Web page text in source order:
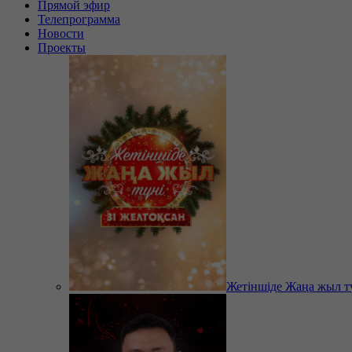
Прямой эфир
Телепрограмма
Новости
Проекты
Жетіншіде Жаңа жыл